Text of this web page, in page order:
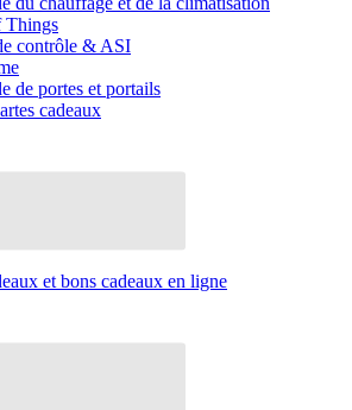
Things
contrôle & ASI
de portes et portails
cadeaux
et bons cadeaux en ligne